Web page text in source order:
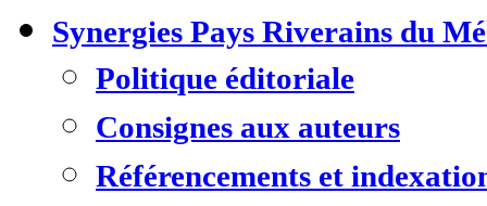
Synergies Pays Riverains du
Politique éditoriale
Consignes aux auteurs
Référencements et